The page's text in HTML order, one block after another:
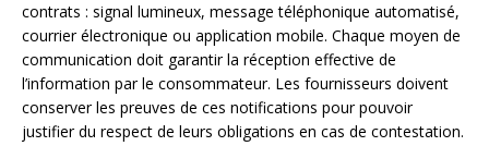
contrats : signal lumineux, message téléphonique automatisé,
courrier électronique ou application mobile. Chaque moyen de
communication doit garantir la réception effective de
l’information par le consommateur. Les fournisseurs doivent
conserver les preuves de ces notifications pour pouvoir
justifier du respect de leurs obligations en cas de contestation.